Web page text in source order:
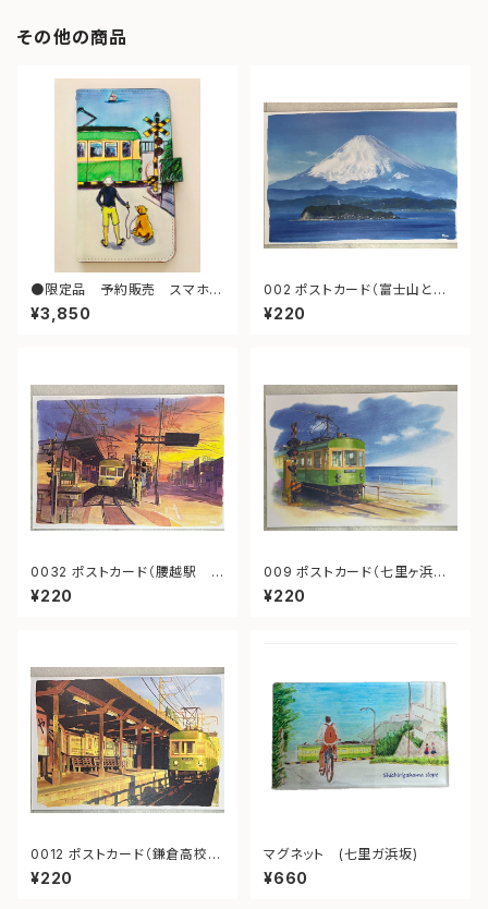
その他の商品
●限定品 予約販売 スマホケ
ースＬ（散歩）
¥3,850
002 ポストカード（富士山と江
ノ島）
¥220
0032 ポストカード（腰越駅
夕景）
¥220
009 ポストカード（七里ヶ浜
江ノ電）
¥220
0012 ポストカード（鎌倉高校前
夕景）
¥220
マグネット (七里ガ浜坂)
¥660